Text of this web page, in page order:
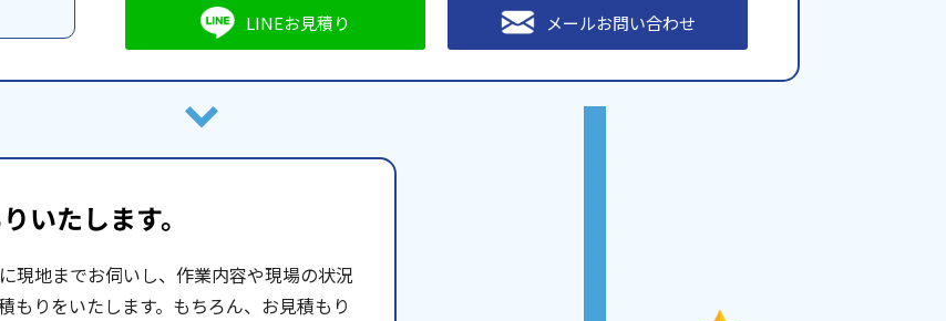
LINEお見積り メールお問い合わせ
いたします。
現地までお伺いし、作業内容や現場の状況
もりをいたします。もちろん、お見積もり